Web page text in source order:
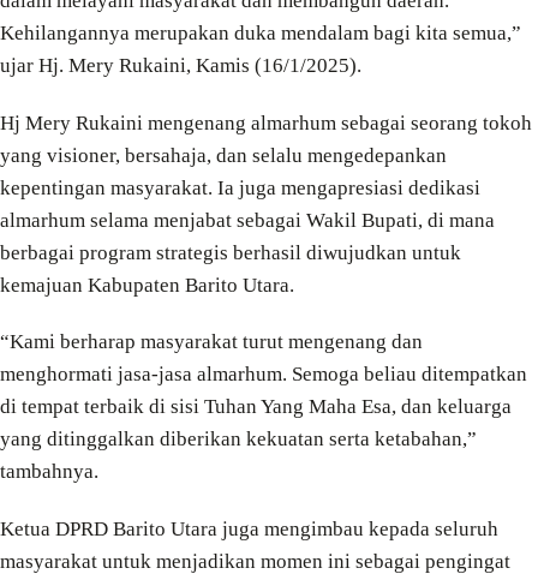
Kehilangannya merupakan duka mendalam bagi kita semua,”
ujar Hj. Mery Rukaini, Kamis (16/1/2025).
Hj Mery Rukaini mengenang almarhum sebagai seorang tokoh
yang visioner, bersahaja, dan selalu mengedepankan
kepentingan masyarakat. Ia juga mengapresiasi dedikasi
almarhum selama menjabat sebagai Wakil Bupati, di mana
berbagai program strategis berhasil diwujudkan untuk
kemajuan Kabupaten Barito Utara.
“Kami berharap masyarakat turut mengenang dan
menghormati jasa-jasa almarhum. Semoga beliau ditempatkan
di tempat terbaik di sisi Tuhan Yang Maha Esa, dan keluarga
yang ditinggalkan diberikan kekuatan serta ketabahan,”
tambahnya.
Ketua DPRD Barito Utara juga mengimbau kepada seluruh
masyarakat untuk menjadikan momen ini sebagai pengingat